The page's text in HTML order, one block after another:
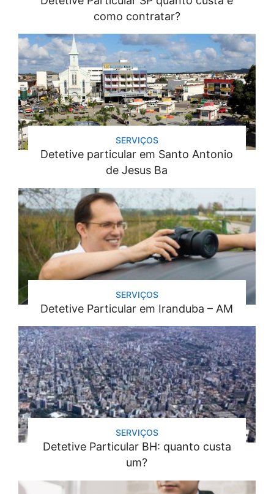
como contratar?
SERVIÇOS
Detetive particular em Santo Antonio
de Jesus Ba
SERVIÇOS
Detetive Particular em Iranduba – AM
SERVIÇOS
Detetive Particular BH: quanto custa
um?